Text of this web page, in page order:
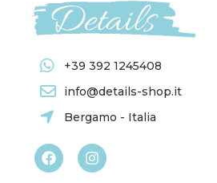
+39 392 1245408
info@details-shop.it
Bergamo - Italia